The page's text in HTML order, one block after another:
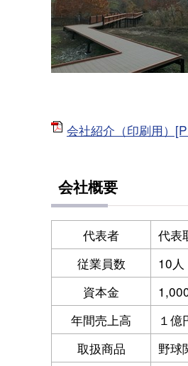
会社紹介（印刷用）
会社概要
代表者
代表
従業員数
10人
資本金
年間売上高
１億
取扱商品
野球